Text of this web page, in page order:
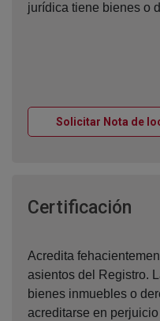
jurídica tiene bienes o
Solicitar Nota de
Certificación
Acredita
asientos del Registro.
bienes inmuebles o
acreditarse en